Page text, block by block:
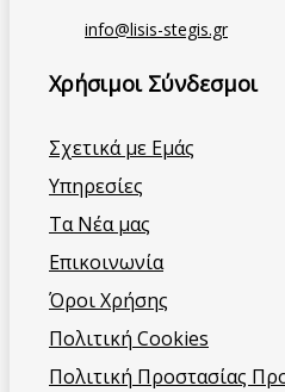
info@lisis-stegis.gr
Χρήσιμοι Σύνδεσμοι
Σχετικά με Εμάς
Υπηρεσίες
Τα Νέα μας
Επικοινωνία
Όροι Χρήσης
Πολιτική Cookies
Πολιτική Προστασίας